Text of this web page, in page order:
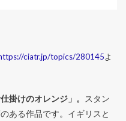
ciatr.jp/topics/280145よ
仕掛けのオレンジ」。
スタン
ある作品です。イギリスと